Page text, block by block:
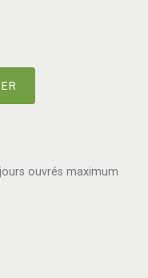
ouvrés maximum